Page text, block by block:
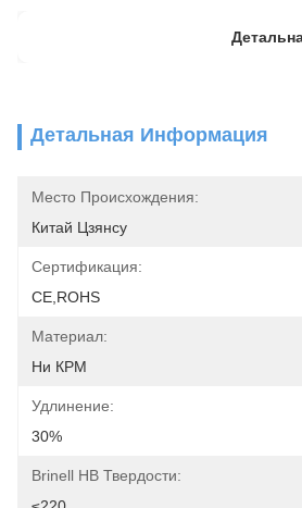
Детальная Информация
Место Происхождения:
Китай Цзянсу
Сертификация:
CE,ROHS
Материал:
Ни КРМ
Удлинение:
30%
Brinell HB Твердости: